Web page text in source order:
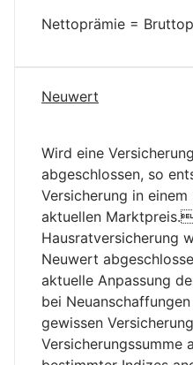
Nettoprämie =
Neuwert
Wird eine
abgeschlossen, so
Versicherung in
aktuellen
Hausratversicherung
Neuwert
aktuelle Anpassung
bei
gewissen
Versicherungssumme